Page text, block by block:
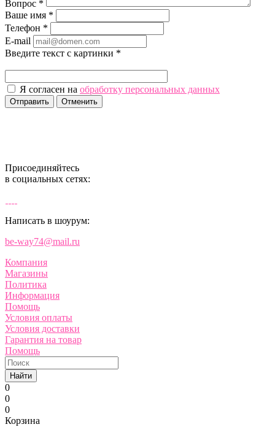
Вопрос *
Ваше имя *
Телефон *
E-mail
Введите текст с картинки *
Я согласен на обработку персональных данных
Отменить
Присоединяйтесь
в социальных сетях:
Написать в шоурум:
be-way74@mail.ru
Компания
Магазины
Политика
Информация
Помощь
Условия оплаты
Условия доставки
Гарантия на товар
Помощь
Найти
0
0
0
Корзина